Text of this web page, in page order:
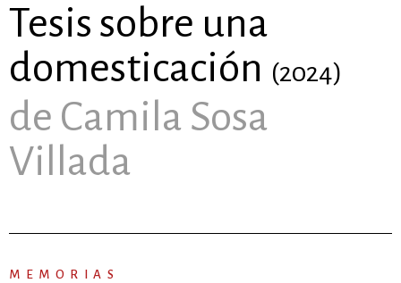
Tesis sobre una
domesticación (2024)
de Camila Sosa
Villada
MEMORIAS